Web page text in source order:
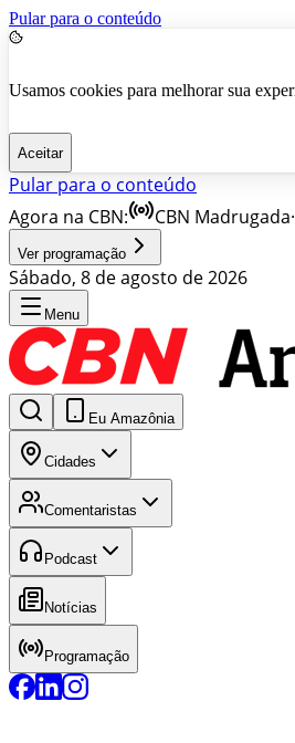
Pular para o conteúdo
Usamos cookies para melhorar sua
Aceitar
Pular para o conteúdo
Agora na CBN:
CBN Madrugada·
Ver programação
Sábado, 8 de agosto de 2026
Menu
Eu Amazônia
Cidades
Comentaristas
Podcast
Notícias
Programação